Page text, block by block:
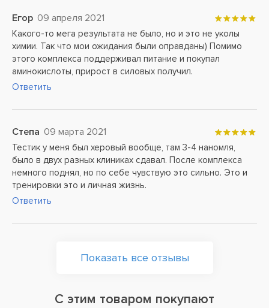
Егор 09 апреля 2021
Какого-то мега результата не было, но и это не уколы
химии. Так что мои ожидания были оправданы) Помимо
этого комплекса поддерживал питание и покупал
аминокислоты, прирост в силовых получил.
Ответить
Степа 09 марта 2021
Тестик у меня был херовый вообще, там 3-4 наномля,
было в двух разных клиниках сдавал. После комплекса
немного поднял, но по себе чувствую это сильно. Это и
тренировки это и личная жизнь.
Ответить
Показать все отзывы
С этим товаром покупают